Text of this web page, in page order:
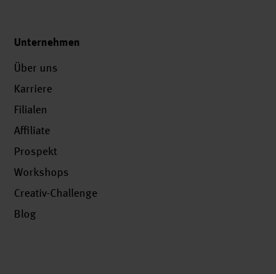
Unternehmen
Über uns
Karriere
Filialen
Affiliate
Prospekt
Workshops
Creativ-Challenge
Blog